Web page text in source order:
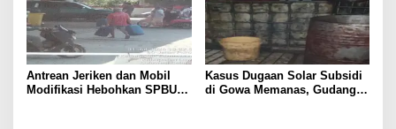
Antrean Jeriken dan Mobil
Modifikasi Hebohkan SPBU
Kasus Dugaan Solar Subsidi
di Gowa Memanas, Gudang